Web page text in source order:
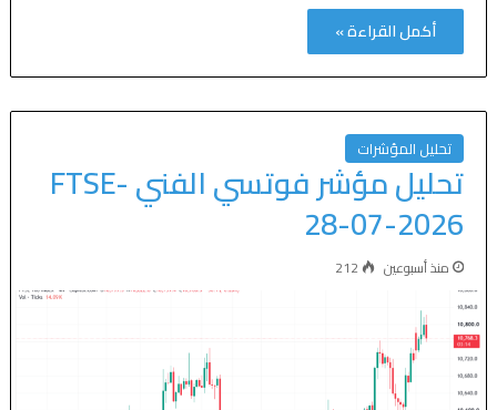
أكمل القراءة »
تحليل المؤشرات
تحليل مؤشر فوتسي الفني FTSE-
28-07-2026
منذ أسبوعين 212